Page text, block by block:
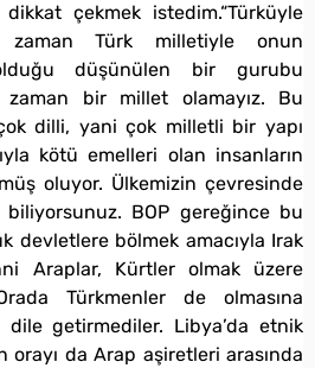
çekmek istedim.“Türküyle
zaman Türk milletiyle onun
düşünülen bir gurubu
bir millet olamayız. Bu
dilli, yani çok milletli bir yapı
kötü emelleri olan insanların
oluyor. Ülkemizin çevresinde
BOP gereğince bu
devletlere bölmek amacıyla Irak
Araplar, Kürtler olmak üzere
Türkmenler de olmasına
dile getirmediler. Libya’da etnik
orayı da Arap aşiretleri arasında